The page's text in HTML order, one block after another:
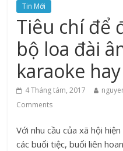
Tin Mới
Tiêu chí để
bộ loa đài
karaoke hay
4 Tháng tám, 2017
Comments
Với nhu cầu của xã hội
các buổi tiệc, buổi liên